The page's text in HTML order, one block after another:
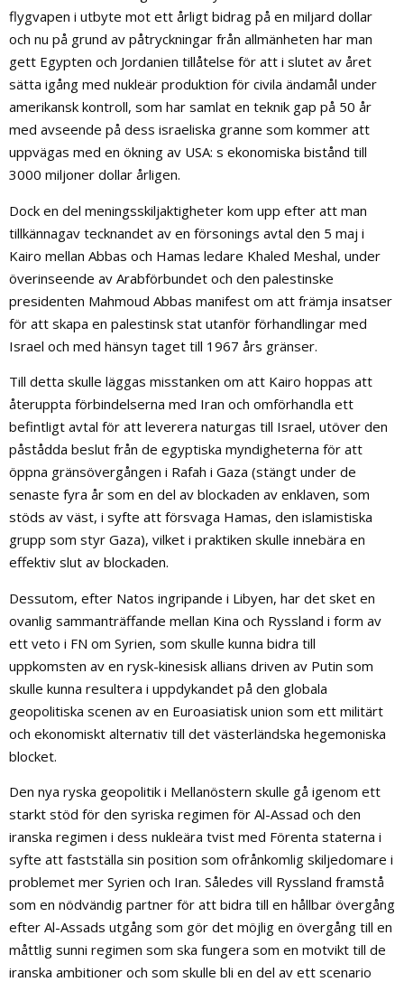
flygvapen i utbyte mot ett årligt bidrag på en miljard dollar
och nu på grund av påtryckningar från allmänheten har man
gett Egypten och Jordanien tillåtelse för att i slutet av året
sätta igång med nukleär produktion för civila ändamål under
amerikansk kontroll, som har samlat en teknik gap på 50 år
med avseende på dess israeliska granne som kommer att
uppvägas med en ökning av USA: s ekonomiska bistånd till
3000 miljoner dollar årligen.
Dock en del meningsskiljaktigheter kom upp efter att man
tillkännagav tecknandet av en försonings avtal den 5 maj i
Kairo mellan Abbas och Hamas ledare Khaled Meshal, under
överinseende av Arabförbundet och den palestinske
presidenten Mahmoud Abbas manifest om att främja insatser
för att skapa en palestinsk stat utanför förhandlingar med
Israel och med hänsyn taget till 1967 års gränser.
Till detta skulle läggas misstanken om att Kairo hoppas att
återuppta förbindelserna med Iran och omförhandla ett
befintligt avtal för att leverera naturgas till Israel, utöver den
påstådda beslut från de egyptiska myndigheterna för att
öppna gränsövergången i Rafah i Gaza (stängt under de
senaste fyra år som en del av blockaden av enklaven, som
stöds av väst, i syfte att försvaga Hamas, den islamistiska
grupp som styr Gaza), vilket i praktiken skulle innebära en
effektiv slut av blockaden.
Dessutom, efter Natos ingripande i Libyen, har det sket en
ovanlig sammanträffande mellan Kina och Ryssland i form av
ett veto i FN om Syrien, som skulle kunna bidra till
uppkomsten av en rysk-kinesisk allians driven av Putin som
skulle kunna resultera i uppdykandet på den globala
geopolitiska scenen av en Euroasiatisk union som ett militärt
och ekonomiskt alternativ till det västerländska hegemoniska
blocket.
Den nya ryska geopolitik i Mellanöstern skulle gå igenom ett
starkt stöd för den syriska regimen för Al-Assad och den
iranska regimen i dess nukleära tvist med Förenta staterna i
syfte att fastställa sin position som ofrånkomlig skiljedomare i
problemet mer Syrien och Iran. Således vill Ryssland framstå
som en nödvändig partner för att bidra till en hållbar övergång
efter Al-Assads utgång som gör det möjlig en övergång till en
måttlig sunni regimen som ska fungera som en motvikt till de
iranska ambitioner och som skulle bli en del av ett scenario